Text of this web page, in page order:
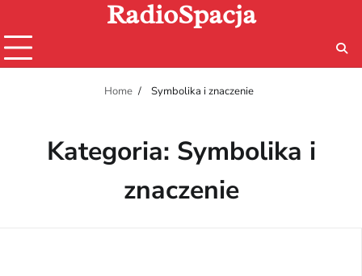
content
RadioSpacja
Home Symbolika i znaczenie
Kategoria: Symbolika i
znaczenie